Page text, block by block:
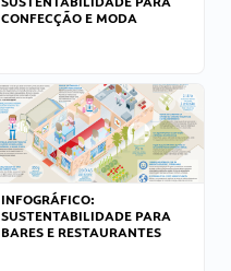
CONFECÇÃO E MODA
INFOGRÁFICO:
SUSTENTABILIDADE PARA
BARES E RESTAURANTES